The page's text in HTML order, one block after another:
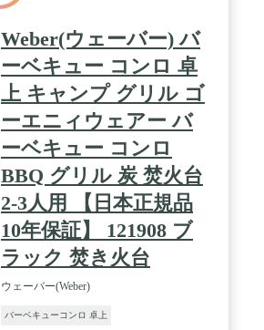
Weber(ウェーバー) バ
ーベキュー コンロ 卓
上 キャンプ グリル ゴ
ーエニィウェアー バ
ーベキュー コンロ
BBQ グリル 炭 焚火台
2-3人用 【日本正規品
10年保証】 121908 ブ
ラック 焚き火台
ウェーバー(Weber)
バーベキューコンロ 卓上